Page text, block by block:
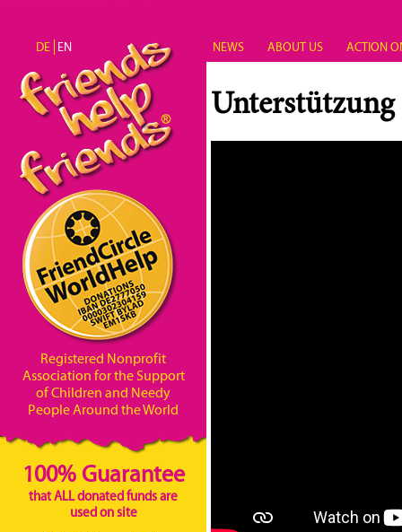
Registered Nonprofit
Association for the Support
of Children and Needy
People Around the World
100% Guarantee
that ALL donated funds are
used on site
DE EN NEWS ABOUT US ACTION
Unterstützung